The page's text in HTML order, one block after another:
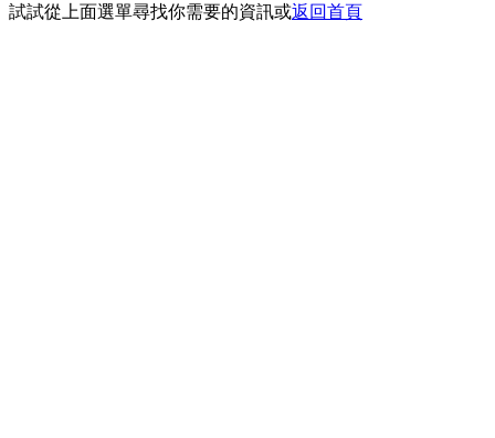
試試從上面選單尋找你需要的資訊或返回首頁